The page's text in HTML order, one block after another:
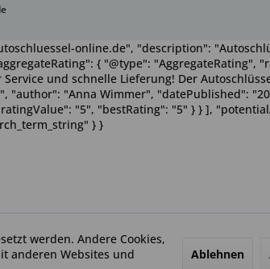
werden. Andere Cookies,
anderen Websites und
Ablehnen
online.de", "description":
{ "@type": "AggregateRating",
und schnelle Lieferung! Der
"author": "Anna Wimmer", "datePublished":
"5", "bestRating": "5" } } ],
} }